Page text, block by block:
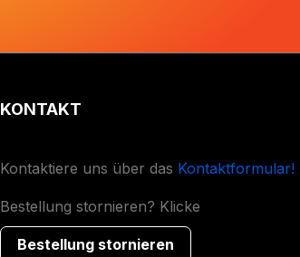
KONTAKT
Kontaktiere uns über das Kontaktformular!
Bestellung stornieren? Klicke
Bestellung stornieren